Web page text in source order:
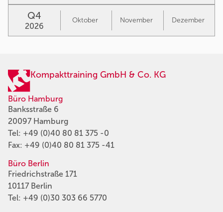
Q4
2026
Oktober November Dezember
Kompakttraining GmbH & Co. KG
Büro Hamburg
Banksstraße 6
20097 Hamburg
Tel: +49 (0)40 80 81 375 -0
Fax: +49 (0)40 80 81 375 -41
Büro Berlin
Friedrichstraße 171
10117 Berlin
Tel: +49 (0)30 303 66 5770